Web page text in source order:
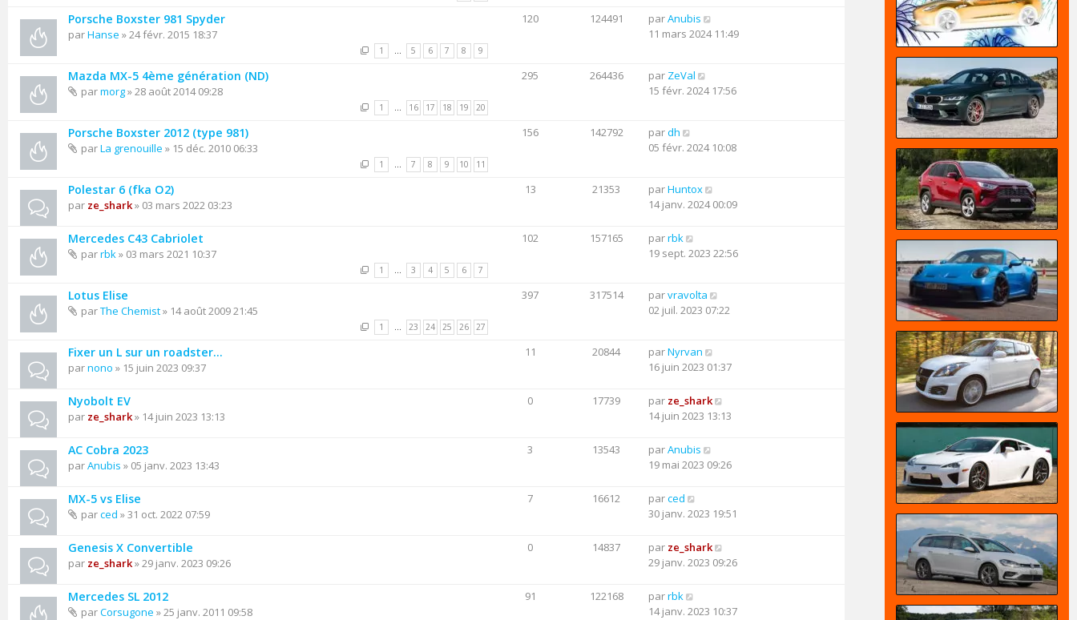
Porsche Boxster 981 Spyder
parHanse » 24 févr. 2015 18:37
1 … 5 6 7 8 9
120 124491 parAnubis
11 mars 2024 11:49
Mazda MX-5 4ème génération (ND)
parmorg» 28 août 2014 09:28
1 … 16 17 18 19 20
295 264436 par ZeVal
15 févr. 2024 17:56
Porsche Boxster 2012 (type 981)
parLa grenouille » 15 déc. 2010 06:33
1 … 7 8 9 10 11
156 142792 pardh
05 févr. 2024 10:08
Polestar 6 (fka O2)
par ze_shark» 03 mars 2022 03:23
13 21353 parHuntox
14 janv. 2024 00:09
Mercedes C43 Cabriolet
parrbk» 03 mars 2021 10:37
1 … 3 4 5 6 7
102 157165 parrbk
19 sept. 2023 22:56
Lotus Elise
parThe Chemist» 14 août 2009 21:45
1 … 23 24 25 26 27
397 317514 parvravolta
02 juil. 2023 07:22
Fixer un L sur un roadster…
parnono » 15 juin 2023 09:37
11 20844 parNyrvan
16 juin 2023 01:37
Nyobolt EV
par ze_shark» 14 juin 2023 13:13
0 17739 par ze_shark
14 juin 2023 13:13
AC Cobra 2023
parAnubis » 05 janv. 2023 13:43
3 13543 parAnubis
19 mai 2023 09:26
MX-5 vs Elise
parced » 31 oct. 2022 07:59
7 16612 parced
30 janv. 2023 19:51
Genesis X Convertible
par ze_shark» 29 janv. 2023 09:26
0 14837 par ze_shark
29 janv. 2023 09:26
Mercedes SL 2012
parCorsugone » 25 janv. 2011 09:58
91 122168 parrbk
14 janv. 2023 10:37